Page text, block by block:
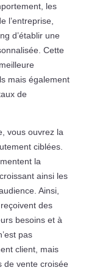
les
l’entreprise,
d’établir une
Cette
mais également
de
vous ouvrez la
ciblées.
la
ainsi les
Ainsi,
des
besoins et à
pas
client, mais
de vente croisée